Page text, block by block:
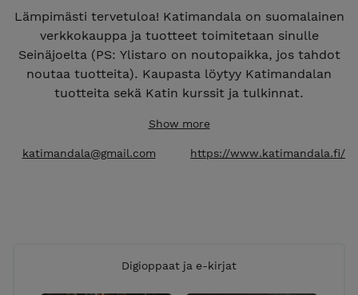
Lämpimästi tervetuloa! Katimandala on suomalainen
verkkokauppa ja tuotteet toimitetaan sinulle
Seinäjoelta (PS: Ylistaro on noutopaikka, jos tahdot
noutaa tuotteita). Kaupasta löytyy Katimandalan
tuotteita sekä Katin kurssit ja tulkinnat.
Visa- ja Mastercard-luottokortit.
Toimitusvaihtoehdot: pääasiassa postitse, mutta
Show more
katimandala@gmail.com https://www.katimandala.fi/
Digioppaat ja e-kirjat